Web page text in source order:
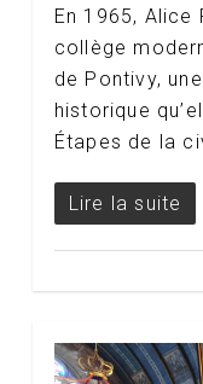
En 1965, Alice
collège
de Pontivy,
historique
Étapes de la
Lire la suite